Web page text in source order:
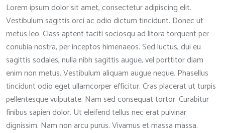
Lorem ipsum dolor sit amet, consectetur adipiscing elit.
Vestibulum sagittis orci ac odio dictum tincidunt. Donec ut
metus leo. Class aptent taciti sociosqu ad litora torquent per
conubia nostra, per inceptos himenaeos. Sed luctus, dui eu
sagittis sodales, nulla nibh sagittis augue, vel porttitor diam
enim non metus. Vestibulum aliquam augue neque. Phasellus
tincidunt odio eget ullamcorper efficitur. Cras placerat ut turpis
pellentesque vulputate. Nam sed consequat tortor. Curabitur
finibus sapien dolor. Ut eleifend tellus nec erat pulvinar
dignissim. Nam non arcu purus. Vivamus et massa massa.